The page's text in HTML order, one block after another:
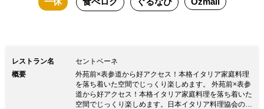
レストラン名
セントベーネ
概要
外苑前×表参道から好アクセス！本格イタリア家庭料理
を落ち着いた空間でじっくり楽しめます。 外苑前×表参
道から好アクセス！本格イタリア家庭料理を落ち着いた
空間でじっくり楽しめます。日本イタリア料理協会の会